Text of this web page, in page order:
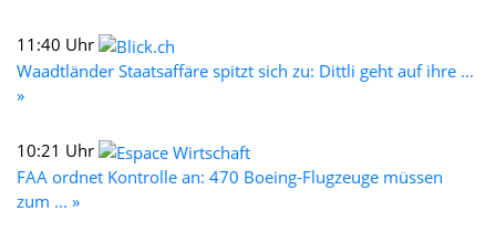
11:40 Uhr
Waadtländer Staatsaffäre spitzt sich zu: Dittli geht auf ihre ...
»
10:21 Uhr
FAA ordnet Kontrolle an: 470 Boeing-Flugzeuge müssen
zum ... »